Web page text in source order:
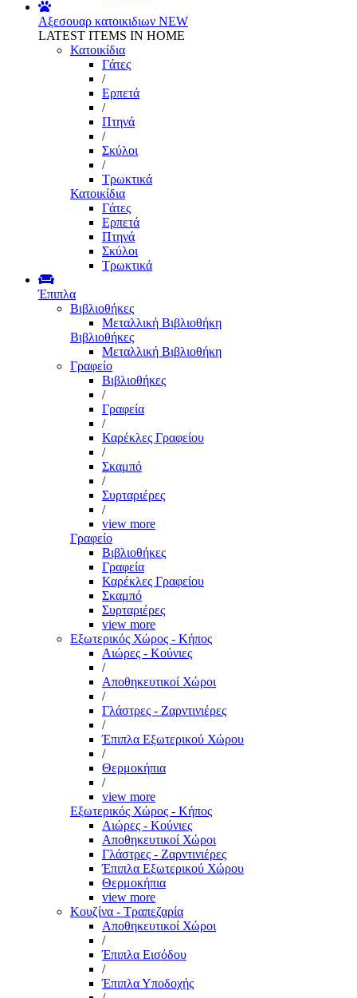
Αξεσουαρ κατοικιδιων NEW
LATEST ITEMS IN HOME
Κατοικίδια
Γάτες
/
Ερπετά
/
Πτηνά
/
Σκύλοι
/
Τρωκτικά
Κατοικίδια
Γάτες
Ερπετά
Πτηνά
Σκύλοι
Τρωκτικά
Έπιπλα
Βιβλιοθήκες
Μεταλλική Βιβλιοθήκη
Βιβλιοθήκες
Μεταλλική Βιβλιοθήκη
Γραφείο
Βιβλιοθήκες
/
Γραφεία
/
Καρέκλες Γραφείου
/
Σκαμπό
/
Συρταριέρες
/
view more
Γραφείο
Βιβλιοθήκες
Γραφεία
Καρέκλες Γραφείου
Σκαμπό
Συρταριέρες
view more
Εξωτερικός Χώρος - Κήπος
Αιώρες - Κούνιες
/
Αποθηκευτικοί Χώροι
/
Γλάστρες - Ζαρντινιέρες
/
Έπιπλα Εξωτερικού Χώρου
/
Θερμοκήπια
/
view more
Εξωτερικός Χώρος - Κήπος
Αιώρες - Κούνιες
Αποθηκευτικοί Χώροι
Γλάστρες - Ζαρντινιέρες
Έπιπλα Εξωτερικού Χώρου
Θερμοκήπια
view more
Κουζίνα - Τραπεζαρία
Αποθηκευτικοί Χώροι
/
Έπιπλα Εισόδου
/
Έπιπλα Υποδοχής